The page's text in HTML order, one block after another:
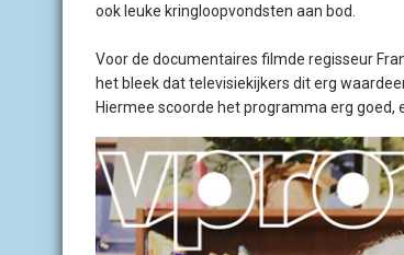
ook leuke kringloopvondsten aan bod.
Voor de documentaires filmde regisseur
het bleek dat televisiekijkers dit erg
Hiermee scoorde het programma erg goed,